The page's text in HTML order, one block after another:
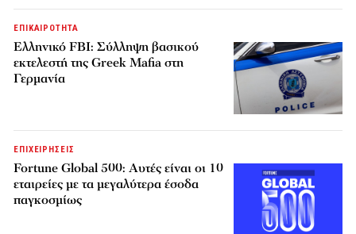
ΕΠΙΚΑΙΡΟΤΗΤΑ
Ελληνικό FBI: Σύλληψη βασικού
εκτελεστή της Greek Mafia στη
Γερμανία
ΕΠΙΧΕΙΡΗΣΕΙΣ
Fortune Global 500: Αυτές είναι οι 10
εταιρείες με τα μεγαλύτερα έσοδα
παγκοσμίως